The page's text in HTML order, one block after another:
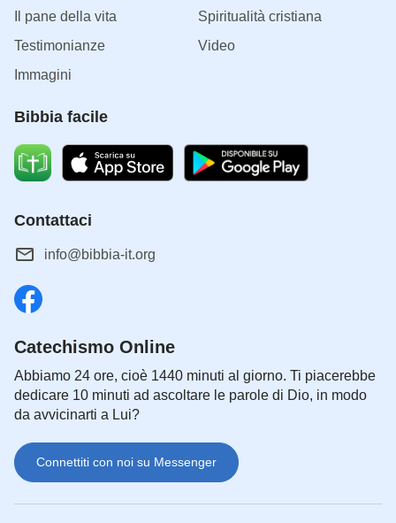
Il pane della vita
Spiritualità cristiana
Testimonianze
Video
Immagini
Bibbia facile
Contattaci
info@bibbia-it.org
Catechismo Online
Abbiamo 24 ore, cioè 1440 minuti al giorno. Ti piacerebbe
dedicare 10 minuti ad ascoltare le parole di Dio, in modo
da avvicinarti a Lui?
Connettiti con noi su Messenger